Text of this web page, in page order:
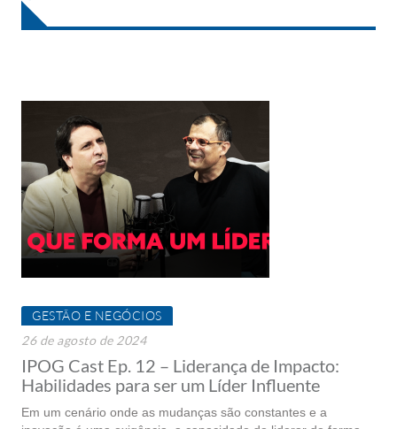
GESTÃO E NEGÓCIOS
26 de agosto de 2024
IPOG Cast Ep. 12 – Liderança de Impacto:
Habilidades para ser um Líder Influente
Em um cenário onde as mudanças são constantes e a